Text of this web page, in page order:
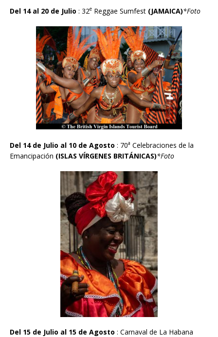
Del 14 al 20 de Julio : 32e Reggae Sumfest (JAMAICA)*Foto
Del 14 de Julio al 10 de Agosto : 70a Celebraciones de la
Emancipación (ISLAS VÍRGENES BRITÁNICAS)*Foto
Del 15 de Julio al 15 de Agosto : Carnaval de La Habana